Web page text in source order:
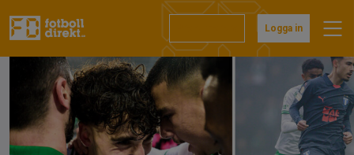
till
Logga in